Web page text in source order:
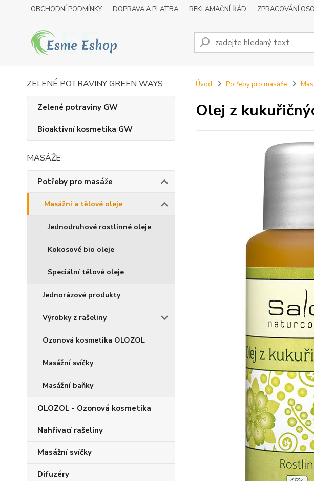
OBCHODNÍ PODMÍNKY DOPRAVA A PLATBA REKLAMAČNÍ ŘÁD ZPRACOVÁNÍ
ZELENÉ POTRAVINY GREEN WAYS
Zelené potraviny GW
Bioaktivní kosmetika GW
MASÁŽE
Potřeby pro masáže
Masážní a tělové oleje
Jednodruhové rostlinné oleje
Kokosové bio oleje
Speciální tělové oleje
Jednorázové produkty
Výrobky z rašeliny
Ozonová kosmetika OLOZOL
Masážní svíčky
Masážní baňky
OLOZOL - Ozonová kosmetika
Nahřívací rašeliny
Masážní svíčky
Difuzéry
Úvod Potřeby pro masáže
Olej z